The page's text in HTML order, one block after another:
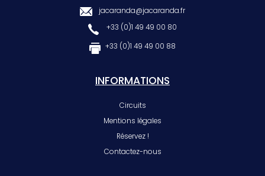
jacaranda@jacaranda.fr
+33 (0)1 49 49 00 80
+33 (0)1 49 49 00 88
INFORMATIONS
Circuits
Mentions légales
Réservez !
Contactez-nous